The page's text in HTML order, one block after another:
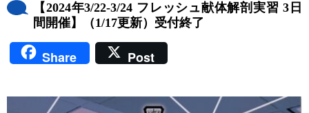
【2024年3/22-3/24 フレッシュ献体解剖実習 3日
間開催】（1/17更新）受付終了
Share Post